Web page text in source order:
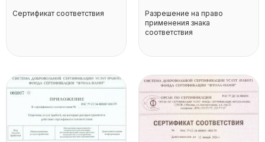
Сертификат соответствия
Разрешение на право
применения знака
соответствия